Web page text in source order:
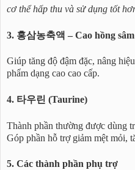
cơ thể hấp thu và sử dụng tốt
3. 홍삼농축액 – Cao hồng sâm
Giúp tăng độ đậm đặc, nâng
phẩm dạng cao cao cấp.
4. 타우린 (Taurine)
Thành phần thường được dùng
Góp phần hỗ trợ giảm mệt mỏi,
5. Các thành phần phụ trợ